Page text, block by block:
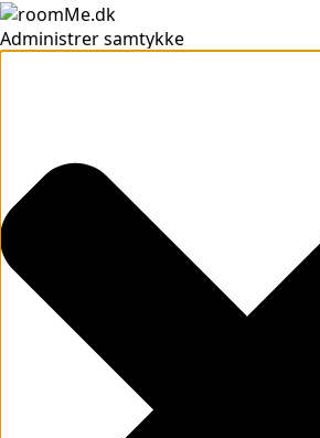
Administrer samtykke